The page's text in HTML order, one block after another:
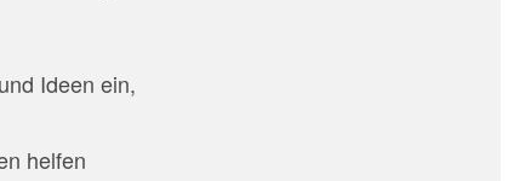
Ideen ein,
helfen